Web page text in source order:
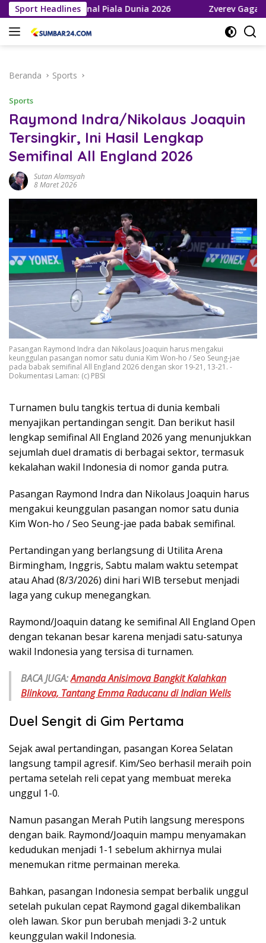
Langsung
ke
konten
Sport Headlines
ke Final Piala Dunia 2026 Zverev Gagal Juara di
Beranda Sports
Sports
Raymond Indra/Nikolaus Joaquin
Tersingkir, Ini Hasil Lengkap
Semifinal All England 2026
Sutan Alamsyah
8 Maret 2026
Pasangan Raymond Indra dan Nikolaus Joaquin harus mengakui
keunggulan pasangan nomor satu dunia Kim Won-ho / Seo Seung-jae
pada babak semifinal All England 2026 dengan skor 19-21, 13-21. -
Dokumentasi Laman: (c) PBSI
Turnamen bulu tangkis tertua di dunia kembali
menyajikan pertandingan sengit. Dan berikut hasil
lengkap semifinal All England 2026 yang menunjukkan
sejumlah duel dramatis di berbagai sektor, termasuk
kekalahan wakil Indonesia di nomor ganda putra.
Pasangan Raymond Indra dan Nikolaus Joaquin harus
mengakui keunggulan pasangan nomor satu dunia
Kim Won-ho / Seo Seung-jae pada babak semifinal.
Pertandingan yang berlangsung di Utilita Arena
Birmingham, Inggris, Sabtu malam waktu setempat
atau Ahad (8/3/2026) dini hari WIB tersebut menjadi
laga yang cukup menegangkan.
Raymond/Joaquin datang ke semifinal All England Open
dengan tekanan besar karena menjadi satu-satunya
wakil Indonesia yang tersisa di turnamen.
BACA JUGA:Amanda Anisimova Bangkit Kalahkan
Blinkova, Tantang Emma Raducanu di Indian Wells
Duel Sengit di Gim Pertama
Sejak awal pertandingan, pasangan Korea Selatan
langsung tampil agresif. Kim/Seo berhasil meraih poin
pertama setelah reli cepat yang membuat mereka
unggul 1-0.
Namun pasangan Merah Putih langsung merespons
dengan baik. Raymond/Joaquin mampu menyamakan
kedudukan menjadi 1-1 sebelum akhirnya mulai
menemukan ritme permainan mereka.
Bahkan, pasangan Indonesia sempat berbalik unggul
setelah pukulan cepat Raymond gagal dikembalikan
oleh lawan. Skor pun berubah menjadi 3-2 untuk
keunggulan wakil Indonesia.